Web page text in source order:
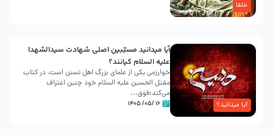
خلفا
آیا میدانید؟
آیا میدانید مسبّبین اصلی شهادت سیدالشهدا
علیه ‌السلام کیانند؟
خوارزمی یکی از علمای بزرگ اهل تسنن است، در کتاب
مقتل الحسین علیه ‌السلام خود چنین اعتراف
می‌کند:فوَق...
۱۶ /۰۵/ ۱۴۰۵